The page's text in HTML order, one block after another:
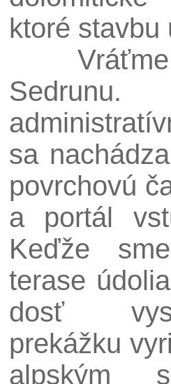
ktoré stavbu
Vráťme
sa
povrchovú
a portál
Keďže
terase
dosť
prekážku
alpským